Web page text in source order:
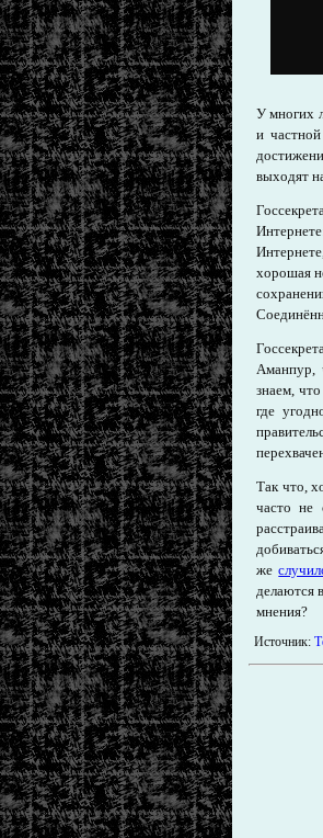
У многих
и
выходят
хорошая
Аманпур,
знаем,
где
Так что,
часто не
же
делаются
мнения?
Источник: